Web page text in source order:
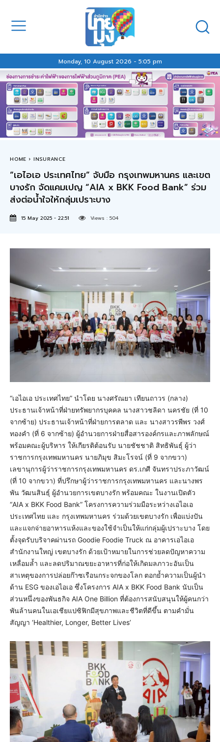
Monday, 10 August 2026 - 5:05 pm
HOME INSURANCE
“เอไอเอ ประเทศไทย” จับมือ กรุงเทพมหานคร และเขต
บางรัก จัดแคมเปญ “AIA x BKK Food Bank” ร่วม
ส่งต่อน้ำใจให้กลุ่มเปราะบาง
15 May 2025 - 22:51 Views : 504
“เอไอเอ ประเทศไทย” นำโดย นางศรัณยา เทียนถาวร (กลาง)
ประธานเจ้าหน้าที่ฝ่ายทรัพยากรบุคคล นางสาวชลิดา นครชัย (ที่ 10
จากซ้าย) ประธานเจ้าหน้าที่ฝ่ายการตลาด และ นางสาวรพีพร วงศ์
ทองคำ (ที่ 6 จากซ้าย) ผู้อำนวยการฝ่ายสื่อสารองค์กรและภาพลักษณ์
พร้อมคณะผู้บริหาร ให้เกียรติต้อนรับ นายชัชชาติ สิทธิพันธุ์ ผู้ว่า
ราชการกรุงเทพมหานคร นายภิมุข สิมะโรจน์ (ที่ 9 จากขวา)
เลขานุการผู้ว่าราชการกรุงเทพมหานคร ดร.เกศี จันทราประภาวัฒน์
(ที่ 10 จากขวา) ที่ปรึกษาผู้ว่าราชการกรุงเทพมหานคร และนางพร
พัน วัฒนสินธุ์ ผู้อำนวยการเขตบางรัก พร้อมคณะ ในงานเปิดตัว
“AIA x BKK Food Bank” โครงการความร่วมมือระหว่างเอไอเอ
ประเทศไทย และ กรุงเทพมหานคร ร่วมด้วยเขตบางรัก เพื่อแบ่งปัน
และแจกจ่ายอาหารแห้งและของใช้จำเป็นให้แก่กลุ่มผู้เปราะบาง โดย
ตั้งจุดรับบริจาคผ่านรถ Goodie Foodie Truck ณ อาคารเอไอเอ
สำนักงานใหญ่ เขตบางรัก ด้วยเป้าหมายในการช่วยลดปัญหาความ
เหลื่อมล้ำ และลดปริมาณขยะอาหารที่ก่อให้เกิดมลภาวะอันเป็น
สาเหตุของการปล่อยก๊าซเรือนกระจกของโลก ตอกย้ำความเป็นผู้นำ
ด้าน ESG ของเอไอเอ ซึ่งโครงการ AIA x BKK Food Bank นับเป็น
ส่วนหนึ่งของพันธกิจ AIA One Billion ที่ต้องการสนับสนุนให้ผู้คนกว่า
พันล้านคนในเอเชียแปซิฟิกมีสุขภาพและชีวิตที่ดีขึ้น ตามคำมั่น
สัญญา ‘Healthier, Longer, Better Lives’